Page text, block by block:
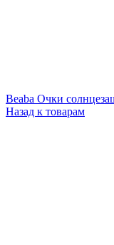
Beaba Очки
Назад к товарам